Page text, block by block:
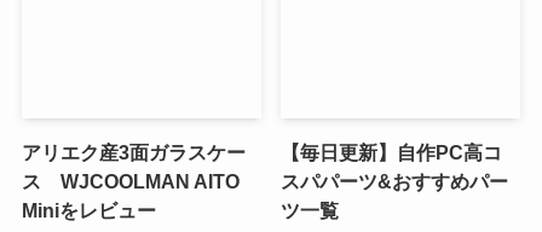
アリエク産3面ガラスケー
ス WJCOOLMAN AITO
Miniをレビュー
【毎日更新】自作PC高コ
スパパーツ&おすすめパー
ツ一覧